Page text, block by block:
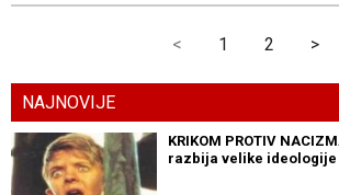
< 1 2 >
NAJNOVIJE
KRIKOM PROTIV
razbija velike ideologije